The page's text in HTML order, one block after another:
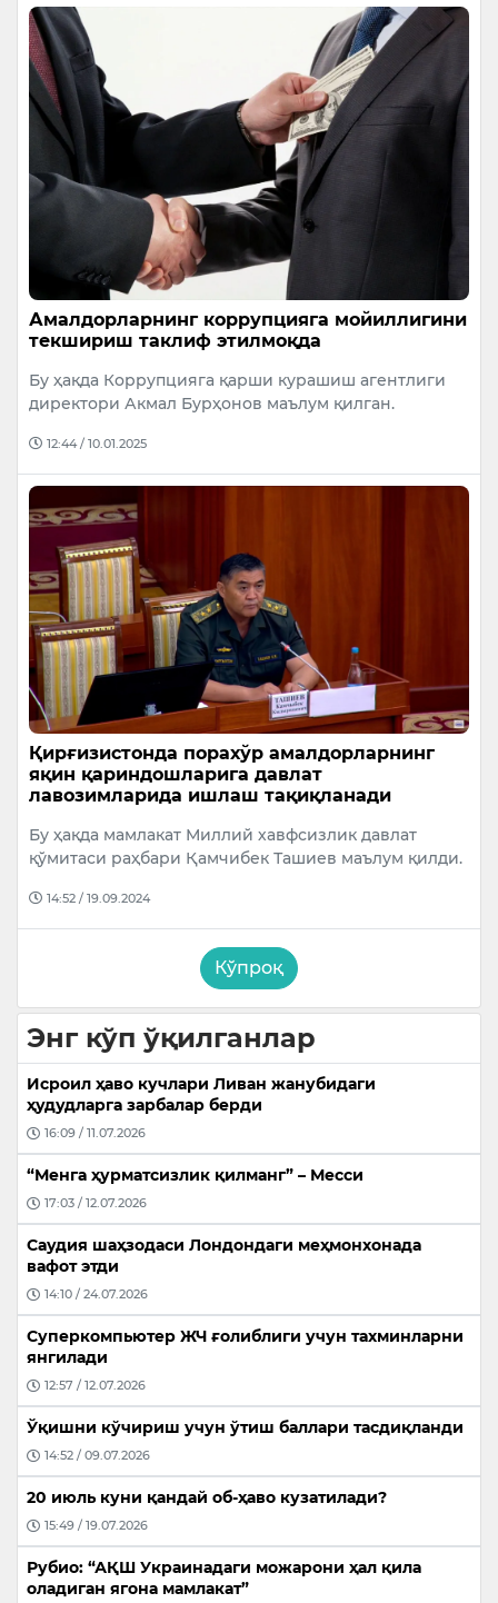
Амалдорларнинг коррупцияга мойиллигини
текшириш таклиф этилмоқда
Бу ҳақда Коррупцияга қарши курашиш агентлиги
директори Акмал Бурҳонов маълум қилган.
12:44 / 10.01.2025
Қирғизистонда порахўр амалдорларнинг
яқин қариндошларига давлат
лавозимларида ишлаш тақиқланади
Бу ҳақда мамлакат Миллий хавфсизлик давлат
қўмитаси раҳбари Қамчибек Ташиев маълум қилди.
14:52 / 19.09.2024
Кўпроқ
Энг кўп ўқилганлар
Исроил ҳаво кучлари Ливан жанубидаги
ҳудудларга зарбалар берди
16:09 / 11.07.2026
“Менга ҳурматсизлик қилманг” – Месси
17:03 / 12.07.2026
Саудия шаҳзодаси Лондондаги меҳмонхонада
вафот этди
14:10 / 24.07.2026
Суперкомпьютер ЖЧ ғолиблиги учун тахминларни
янгилади
12:57 / 12.07.2026
Ўқишни кўчириш учун ўтиш баллари тасдиқланди
14:52 / 09.07.2026
20 июль куни қандай об-ҳаво кузатилади?
15:49 / 19.07.2026
Рубио: “АҚШ Украинадаги можарони ҳал қила
оладиган ягона мамлакат”